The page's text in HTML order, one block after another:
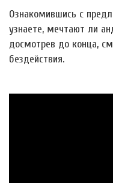
Ознакомившись с
узнаете, мечтают ли
досмотрев до конца,
бездействия.